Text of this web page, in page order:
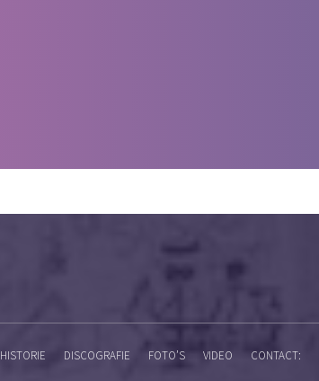
HISTORIE DISCOGRAFIE FOTO’S VIDEO CONTACT: